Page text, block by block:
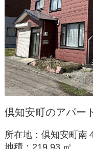
倶知安町のアパー
所在地：倶知安町南